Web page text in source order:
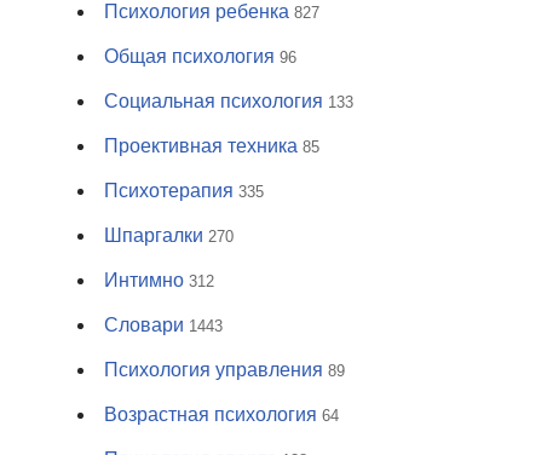
Психология ребенка 827
Общая психология 96
Социальная психология 133
Проективная техника 85
Психотерапия 335
Шпаргалки 270
Интимно 312
Словари 1443
Психология управления 89
Возрастная психология 64